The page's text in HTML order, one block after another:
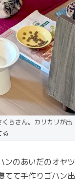
らさん。カリカリが出
る
ンのあいだのオヤツ
てて手作りゴハン出